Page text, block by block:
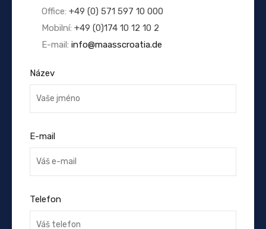
Office: +49 (0) 571 597 10 000
Mobilní: +49 (0)174 10 12 10 2
E-mail: info@maasscroatia.de
Název
E-mail
Telefon